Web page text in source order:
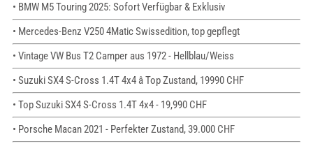
• BMW M5 Touring 2025: Sofort Verfügbar & Exklusiv
• Mercedes-Benz V250 4Matic Swissedition, top gepflegt
• Vintage VW Bus T2 Camper aus 1972 - Hellblau/Weiss
• Suzuki SX4 S-Cross 1.4T 4x4 â Top Zustand, 19990 CHF
• Top Suzuki SX4 S-Cross 1.4T 4x4 - 19,990 CHF
• Porsche Macan 2021 - Perfekter Zustand, 39.000 CHF